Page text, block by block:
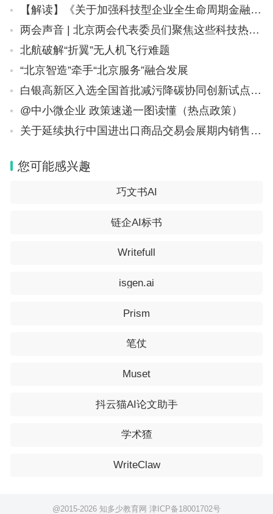
【解读】《关于加强科技型企业全生命周期金融服务的通知》
两会声音 | 北京两会代表委员们聚焦这些科技热点→
北航破解“折翼”无人机飞行难题
“北京智造”牵手“北京服务”融合发展
白银高新区入选全国首批减污降碳协同创新试点园区
@中小微企业 政策速递一图读懂（热点政策）
关于延续执行中国进出口商品交易会展期内销售的进口展品税收优惠政策的通知（财关税〔2024〕10号）
您可能感兴趣
巧文书AI
链企AI标书
Writefull
isgen.ai
Prism
笔仗
Muset
抖云猫AI论文助手
学术猹
WriteClaw
@2015-2026 知多少教育网 津ICP备18001702号